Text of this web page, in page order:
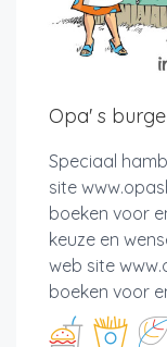
Opa' s
Speciaal
site
boeken voor
keuze en
web site
boeken voor